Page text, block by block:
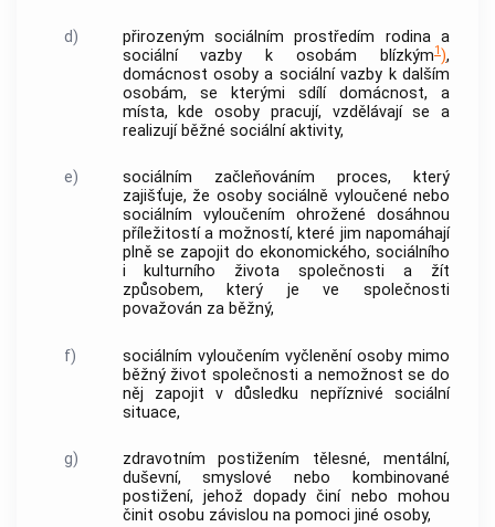
d) přirozeným sociálním prostředím rodina a
sociální vazby k osobám blízkým1),
domácnost osoby a sociální vazby k dalším
osobám, se kterými sdílí domácnost, a
místa, kde osoby pracují, vzdělávají se a
realizují běžné sociální aktivity,
e) sociálním začleňováním proces, který
zajišťuje, že osoby sociálně vyloučené nebo
sociálním vyloučením ohrožené dosáhnou
příležitostí a možností, které jim napomáhají
plně se zapojit do ekonomického, sociálního
i kulturního života společnosti a žít
způsobem, který je ve společnosti
považován za běžný,
f) sociálním vyloučením vyčlenění osoby mimo
běžný život společnosti a nemožnost se do
něj zapojit v důsledku nepříznivé sociální
situace,
g) zdravotním postižením tělesné, mentální,
duševní, smyslové nebo kombinované
postižení, jehož dopady činí nebo mohou
činit osobu závislou na pomoci jiné osoby,